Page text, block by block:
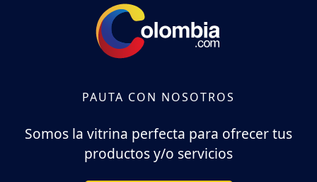
PAUTA CON NOSOTROS
Somos la vitrina perfecta para ofrecer tus
productos y/o servicios